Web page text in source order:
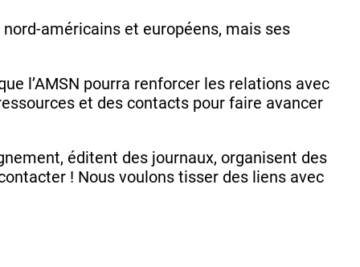
américains et européens, mais ses
l’AMSN pourra renforcer les relations avec
et des contacts pour faire avancer
éditent des journaux, organisent des
! Nous voulons tisser des liens avec